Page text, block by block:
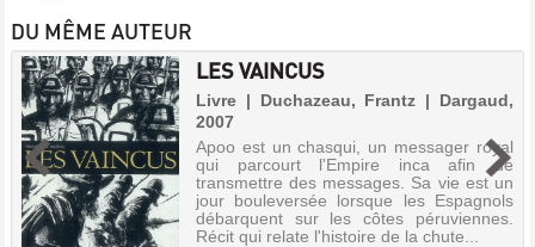
DU MÊME AUTEUR
LES VAINCUS
Livre | Duchazeau, Frantz | Dargaud,
2007
Apoo est un chasqui, un messager royal
qui parcourt l'Empire inca afin de
transmettre des messages. Sa vie est un
jour bouleversée lorsque les Espagnols
débarquent sur les côtes péruviennes.
Récit qui relate l'histoire de la chute...